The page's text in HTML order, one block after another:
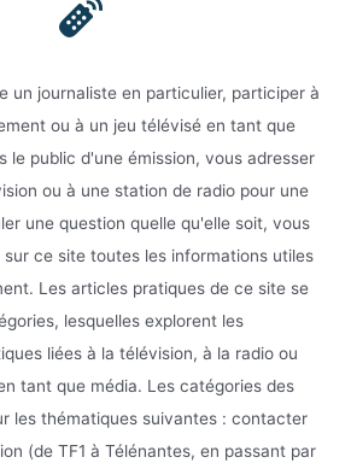
un journaliste en particulier, participer à
ou à un jeu télévisé en tant que
le public d'une émission, vous adresser
ou à une station de radio pour une
une question quelle qu'elle soit, vous
ce site toutes les informations utiles
Les articles pratiques de ce site se
lesquelles explorent les
liées à la télévision, à la radio ou
tant que média. Les catégories des
les thématiques suivantes : contacter
(de TF1 à Télénantes, en passant par